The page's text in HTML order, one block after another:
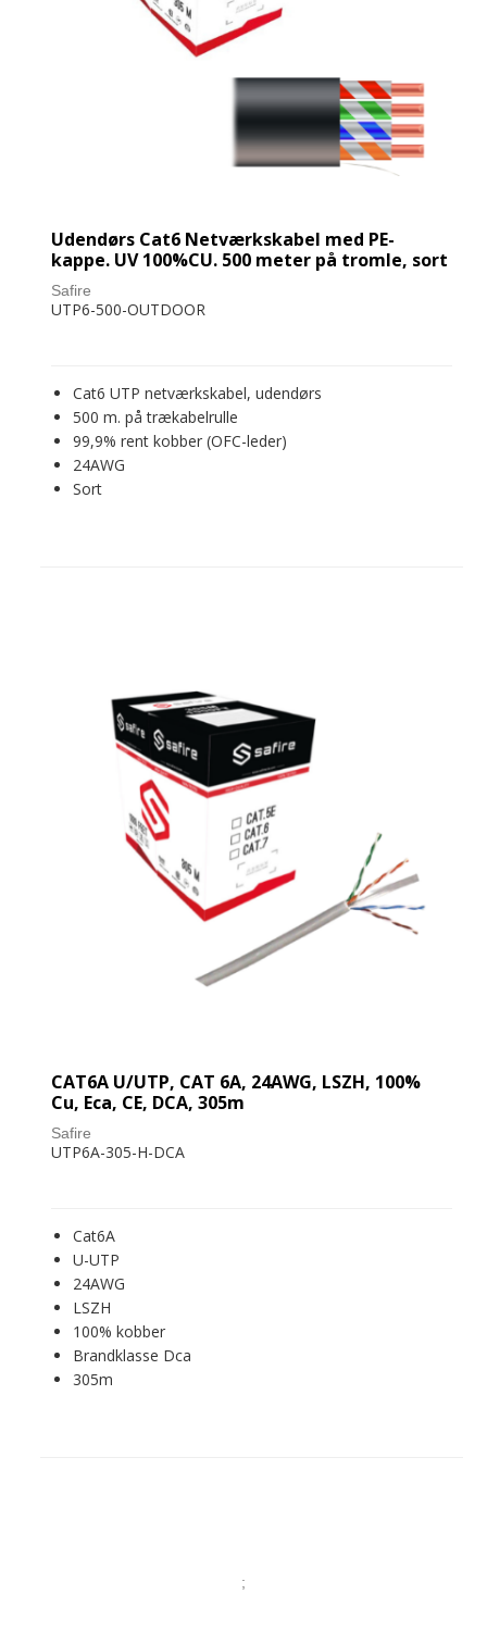
Udendørs Cat6 Netværkskabel med PE-
kappe. UV 100%CU. 500 meter på tromle, sort
Safire
UTP6-500-OUTDOOR
Cat6 UTP netværkskabel, udendørs
500 m. på trækabelrulle
99,9% rent kobber (OFC-leder)
24AWG
Sort
CAT6A U/UTP, CAT 6A, 24AWG, LSZH, 100%
Cu, Eca, CE, DCA, 305m
Safire
UTP6A-305-H-DCA
Cat6A
U-UTP
24AWG
LSZH
100% kobber
Brandklasse Dca
305m
;